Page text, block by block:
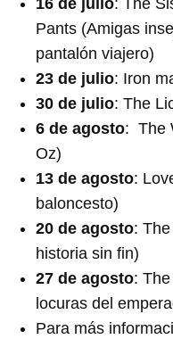
16 de julio: The
Pants (Amigas
pantalón viajero)
23 de julio: Iron
30 de julio: The
6 de agosto: The
Oz)
13 de agosto:
baloncesto)
20 de agosto:
historia sin fin)
27 de agosto:
locuras del
Para más